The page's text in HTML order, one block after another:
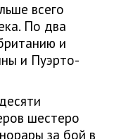
всего
По два
и
и Пуэрто-
шестеро
за бой в